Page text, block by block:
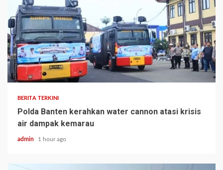
BERITA TERKINI
Polda Banten kerahkan water cannon atasi krisis
air dampak kemarau
admin 1 hour ago